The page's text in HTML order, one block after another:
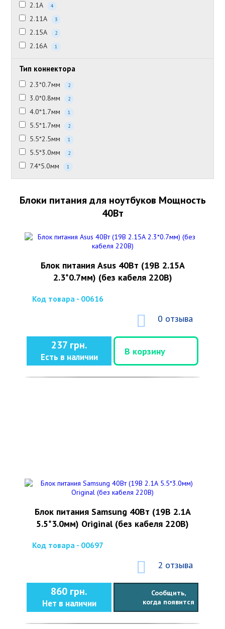
2.1А 4
2.11А 3
2.15А 2
2.16А 1
Тип коннектора
2.3*0.7мм 2
3.0*0.8мм 2
4.0*1.7мм 1
5.5*1.7мм 2
5.5*2.5мм 1
5.5*3.0мм 2
7.4*5.0мм 1
Блоки питания для ноутбуков Мощность
40Вт
Блок питания Asus 40Вт (19В 2.15А
2.3*0.7мм) (без кабеля 220В)
Код товара - 00616
0 отзыва
237 грн.
Есть в наличии
В корзину
Блок питания Samsung 40Вт (19В 2.1А
5.5*3.0мм) Original (без кабеля 220В)
Код товара - 00697
2 отзыва
860 грн.
Нет в наличии
Сообщить,
когда появится